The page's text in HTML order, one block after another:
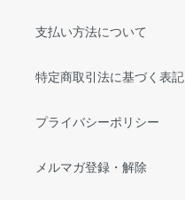
支払い方法について
特定商取引法に基づく表記
プライバシーポリシー
メルマガ登録・解除